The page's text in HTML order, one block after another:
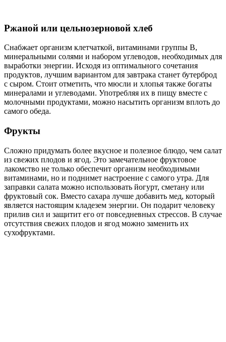
Ржаной или цельнозерновой хлеб
Снабжает организм клетчаткой, витаминами группы B,
минеральными солями и набором углеводов, необходимых для
выработки энергии. Исходя из оптимального сочетания
продуктов, лучшим вариантом для завтрака станет бутерброд
с сыром. Стоит отметить, что мюсли и хлопья также богаты
минералами и углеводами. Употребляя их в пищу вместе с
молочными продуктами, можно насытить организм вплоть до
самого обеда.
Фрукты
Сложно придумать более вкусное и полезное блюдо, чем салат
из свежих плодов и ягод. Это замечательное фруктовое
лакомство не только обеспечит организм необходимыми
витаминами, но и поднимет настроение с самого утра. Для
заправки салата можно использовать йогурт, сметану или
фруктовый сок. Вместо сахара лучше добавить мед, который
является настоящим кладезем энергии. Он подарит человеку
прилив сил и защитит его от повседневных стрессов. В случае
отсутствия свежих плодов и ягод можно заменить их
сухофруктами.